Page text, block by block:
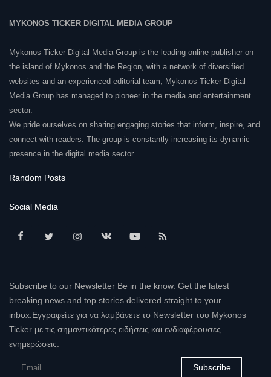
MYKONOS TICKER DIGITAL MEDIA GROUP
Mykonos Ticker Digital Media Group is the leading online publisher on
the island of Mykonos and the Region, with a network of diversified
websites and an experienced editorial team, Mykonos Ticker Digital
Media Group has managed to pioneer in the media and entertainment
sector.
We pride ourselves on sharing engaging stories that inform, inspire, and
connect with readers. The group is constantly increasing its dynamic
presence in the digital media sector.
Random Posts
Social Media
Subscribe to our Newsletter Be in the know. Get the latest
breaking news and top stories delivered straight to your
inbox.Εγγραφείτε για να λαμβάνετε το Newsletter του Mykonos
Ticker με τις σημαντικότερες ειδήσεις και ενδιαφέρουσες
ενημερώσεις.
Subscribe